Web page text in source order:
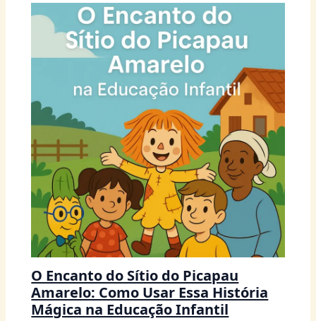
O Encanto do Sítio do Picapau
Amarelo: Como Usar Essa História
Mágica na Educação Infantil